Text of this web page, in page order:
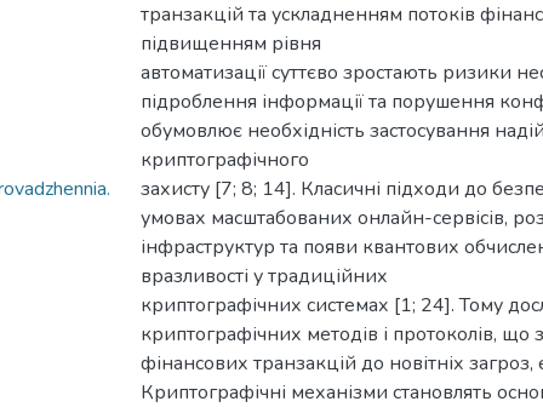
транзакцій та ускладненням потоків
підвищенням рівня
автоматизації суттєво зростають ризики
підроблення інформації та порушення
обумовлює необхідність застосування
криптографічного
захисту [7; 8; 14]. Класичні підходи до
умовах масштабованих онлайн-сервісів,
інфраструктур та появи квантових
вразливості у традиційних
криптографічних системах [1; 24]. Тому
криптографічних методів і протоколів, що
фінансових транзакцій до новітніх
Криптографічні механізми становлять